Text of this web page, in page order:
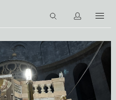
RU